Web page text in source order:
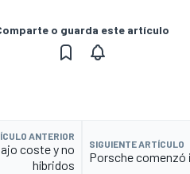
o guarda este artículo
ANTERIOR
coste y no
híbridos
SIGUIENTE ARTÍCULO
Porsche comenzó